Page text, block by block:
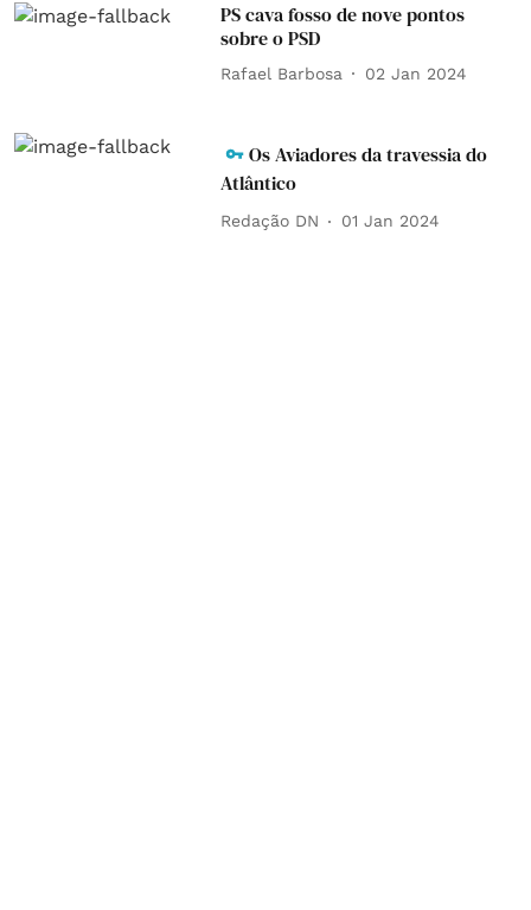
PS cava fosso de nove pontos
sobre o PSD
Rafael Barbosa 02 Jan 2024
Os Aviadores da travessia do
Atlântico
Redação DN 01 Jan 2024